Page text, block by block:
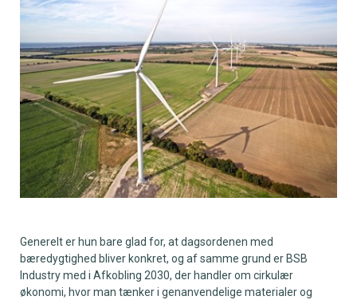
Generelt er hun bare glad for, at dagsordenen med
bæredygtighed bliver konkret, og af samme grund er BSB
Industry med i Afkobling 2030, der handler om cirkulær
økonomi, hvor man tænker i genanvendelige materialer og